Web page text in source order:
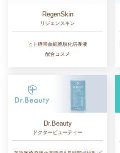
RegenSkin
リジェンスキン
ヒト臍帯血細胞順化培養液
配合コスメ
Dr.Beauty
ドクタービューティー